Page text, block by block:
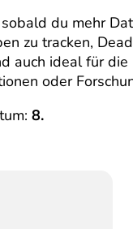
du mehr
zu tracken,
auch ideal für
oder
8.